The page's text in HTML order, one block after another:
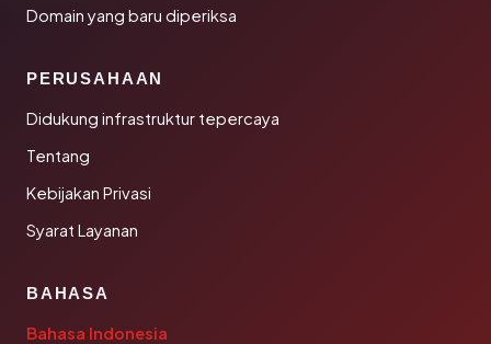
Domain yang baru diperiksa
PERUSAHAAN
Didukung infrastruktur tepercaya
Tentang
Kebijakan Privasi
Syarat Layanan
BAHASA
Bahasa Indonesia